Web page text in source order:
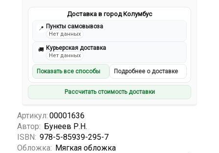
Доставка в город Колумбус
📍 Пункты самовывоза
Нет данных
🚚 Курьерская доставка
Нет данных
Показать все способы Подробнее о доставке
Рассчитать стоимость доставки
Артикул: 00001636
Автор: Бунеев Р.Н.
ISBN: 978-5-85939-295-7
Обложка: Мягкая обложка